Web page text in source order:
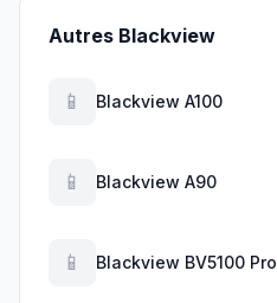
Autres Blackview
📱 Blackview A100
📱 Blackview A90
📱 Blackview BV5100 Pro